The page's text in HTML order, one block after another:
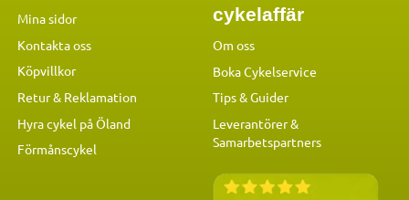
Mina sidor
Kontakta oss
Köpvillkor
Retur & Reklamation
Hyra cykel på Öland
Förmånscykel
cykelaffär
Om oss
Boka Cykelservice
Tips & Guider
Leverantörer &
Samarbetspartners